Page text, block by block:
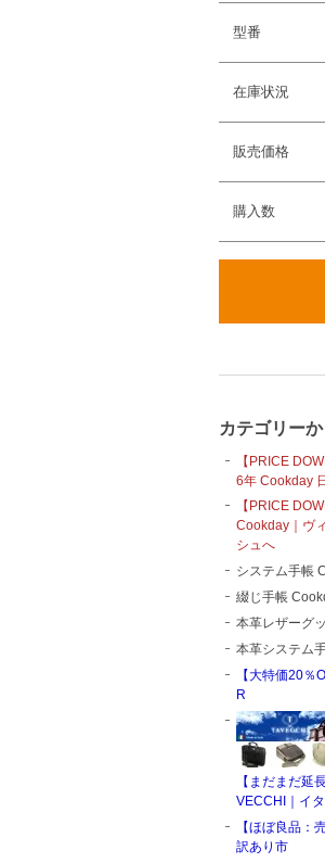
型番
在庫状況
販売価格
購入数
カテゴリー
【PRICE
6年 Cookday
【PRICE
Cookday｜ヴ
シュへ
システム手帳
綴じ手帳
本革レザーグ
本革システム
【大特価20％
R
【まだまだ延
VECCHI｜イ
【ほぼ良品：
訳あり市